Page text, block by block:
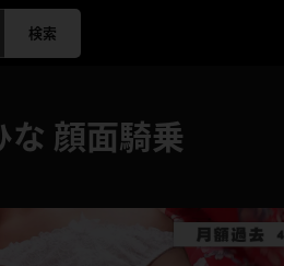
検索
顔面騎乗